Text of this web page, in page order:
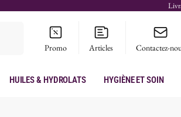
Promo Articles Contactez-
Huiles & hydrolats Hygiène et soin